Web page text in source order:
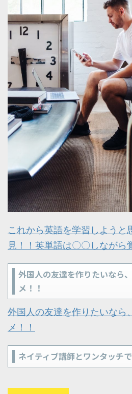
これから英語を学習しようと
見！！英単語は〇〇しながら
外国人の友達を作りたいなら
メ！！
外国人の友達を作りたいなら
メ！！
ネイティブ講師とワンタッチ